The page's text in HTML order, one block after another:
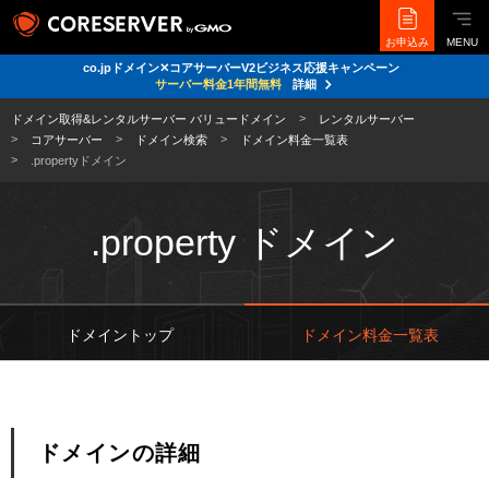
お申込み MENU
co.jpドメイン✕コアサーバーV2ビジネス応援キャンペーン
サーバー料金1年間無料
詳細
ドメイン取得&レンタルサーバー バリュードメイン
レンタルサーバー
コアサーバー
ドメイン検索
ドメイン料金一覧表
.propertyドメイン
.property ドメイン
ドメイントップ ドメイン料金一覧表
ドメインの詳細